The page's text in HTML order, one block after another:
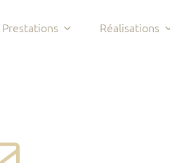
Prestations Réalisations